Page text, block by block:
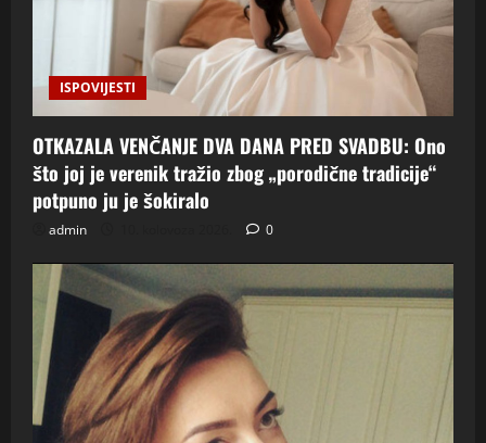
ISPOVIJESTI
OTKAZALA VENČANJE DVA DANA PRED SVADBU: Ono
što joj je verenik tražio zbog „porodične tradicije“
potpuno ju je šokiralo
admin 0